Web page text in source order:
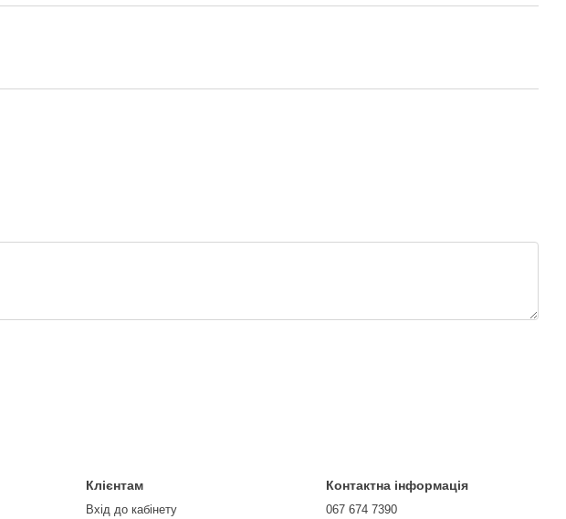
Клієнтам
Вхід до кабінету
Контактна інформація
067 674 7390